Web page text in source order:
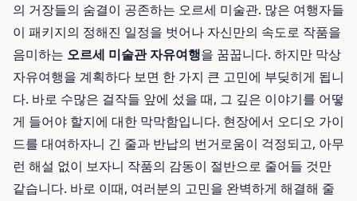
의 거장들의 숨결이 공존하는 오르세 미술관. 많은 여행자들
이 패키지의 정해진 일정을 벗어나 자신만의 속도로 작품을
음미하는 오르세 미술관 자유여행을 꿈꿉니다. 하지만 막상
자유여행을 계획하다 보면 한 가지 큰 고민에 부딪히게 됩니
다. 바로 수많은 걸작들 앞에 섰을 때, 그 깊은 이야기를 어떻
게 들어야 할지에 대한 막막함입니다. 현장에서 오디오 가이
드를 대여하자니 긴 줄과 반납의 번거로움이 걱정되고, 아무
런 해설 없이 보자니 작품의 감동이 절반으로 줄어들 것만
같습니다. 바로 이때, 여러분의 고민을 완벽하게 해결해 줄